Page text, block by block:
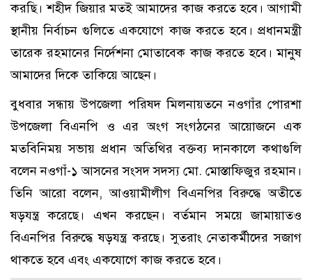
করছি। শহীদ জিয়ার মতই আমাদের কাজ করতে হবে। আগামী
স্থানীয় নির্বাচন গুলিতে একযোগে কাজ করতে হবে। প্রধানমন্ত্রী
তারেক রহমানের নির্দেশনা মোতাবেক কাজ করতে হবে। মানুষ
আমাদের দিকে তাকিয়ে আছেন।
বুধবার সন্ধায় উপজেলা পরিষদ মিলনায়তনে নওগাঁর পোরশা
উপজেলা বিএনপি ও এর অংগ সংগঠনের আয়োজনে এক
মতবিনিময় সভায় প্রধান অতিথির বক্তব্য দানকালে কথাগুলি
বলেন নওগাঁ-১ আসনের সংসদ সদস্য মো. মোস্তাফিজুর রহমান।
তিনি আরো বলেন, আওয়ামীলীগ বিএনপির বিরুদ্ধে অতীতে
ষড়যন্ত্র করেছে। এখন করছেন। বর্তমান সময়ে জামায়াতও
বিএনপির বিরুদ্ধে ষড়যন্ত্র করছে। সুতরাং নেতাকর্মীদের সজাগ
থাকতে হবে এবং একযোগে কাজ করতে হবে।